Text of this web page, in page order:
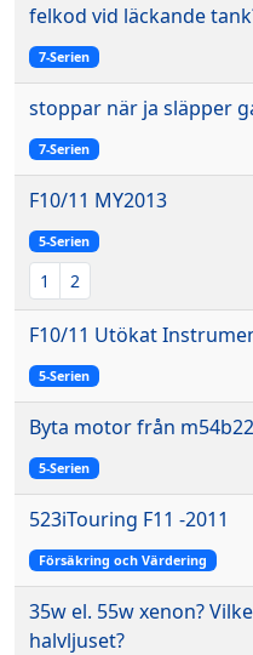
felkod vid läckande
7-Serien
stoppar när ja släpper
7-Serien
F10/11 MY2013
5-Serien
1 2
F10/11 Utökat
5-Serien
Byta motor från
5-Serien
523iTouring F11 -2011
Försäkring och Värdering
35w el. 55w xenon?
halvljuset?